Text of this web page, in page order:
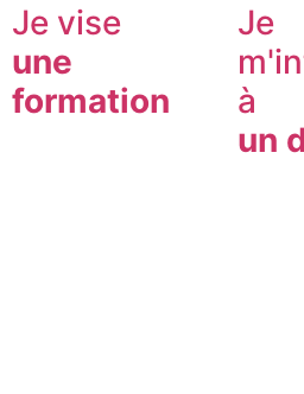
Je vise
une
formation
Je
à
un